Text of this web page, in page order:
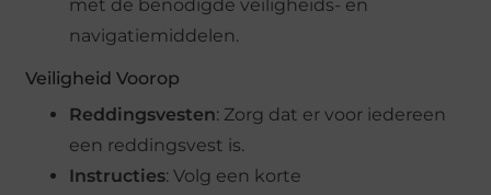
met de benodigde veiligheids- en
navigatiemiddelen.
Veiligheid Voorop
Reddingsvesten: Zorg dat er voor iedereen
een reddingsvest is.
Instructies: Volg een korte